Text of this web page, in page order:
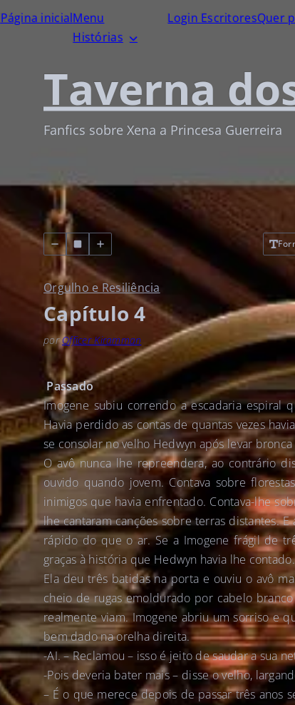
Página inicialMenu
Histórias
Login EscritoresQuer
Taverna
Fanfics sobre Xena a Princesa Guerreira
Orgulho e Resiliência
Capítulo 4
porOfficer Kiramman
Passado
Imogene subiu correndo a escadaria espiral
Havia perdido as contas de quantas vezes
se consolar no velho Hedwyn após levar
O avô nunca lhe repreendera, ao contrário
ouvido quando jovem. Contava sobre
inimigos que havia enfrentado. Contava-lhe
lhe cantaram canções sobre terras distantes.
rápido do que o ar. Se a Imogene frágil de
graças à história que Hedwyn havia lhe contado.
Ela deu três batidas na porta e ouviu o avô
cheio de rugas emoldurado por cabelo
realmente viam. Imogene abriu um sorriso e
bem dado na orelha direita.
-AI. – Reclamou – isso é jeito de saudar a sua
-Pois deveria bater mais – disse o velho,
– É o que merece depois de passar três anos